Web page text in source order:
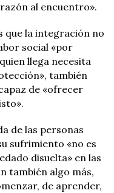
al encuentro».
que la integración no
social «por
llega necesita
también
de «ofrecer
de las personas
sufrimiento «no es
disuelta» en las
también algo más,
de aprender,